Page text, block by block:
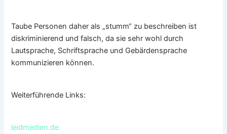
Taube Personen daher als „stumm“ zu beschreiben ist
diskriminierend und falsch, da sie sehr wohl durch
Lautsprache, Schriftsprache und Gebärdensprache
kommunizieren können.
Weiterführende Links:
leidmedien.de